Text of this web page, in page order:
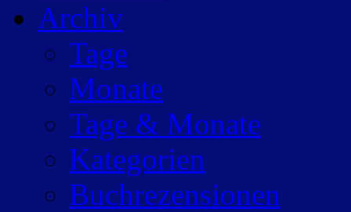
Archiv
Tage
Monate
Tage & Monate
Kategorien
Buchrezensionen